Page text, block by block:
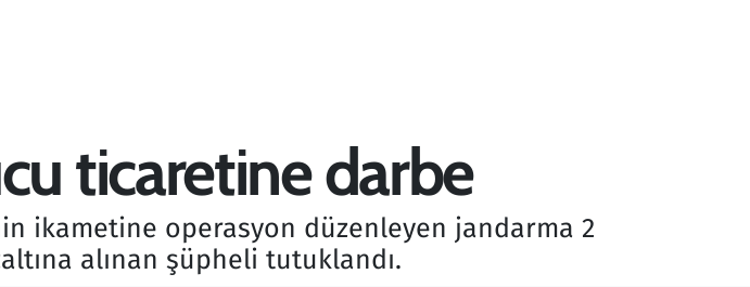
ticaretine darbe
ikametine operasyon düzenleyen jandarma 2
alınan şüpheli tutuklandı.